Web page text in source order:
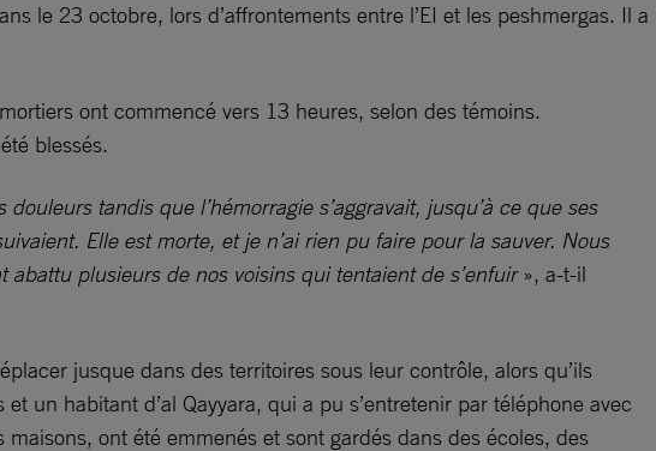
le 23 octobre, lors d’affrontements entre l’EI et les peshmergas. Il a
ont commencé vers 13 heures, selon des témoins.
blessés.
tandis que l’hémorragie s’aggravait, jusqu’à ce que ses
Elle est morte, et je n’ai rien pu faire pour la sauver. Nous
plusieurs de nos voisins qui tentaient de s’enfuir», a-t-il
jusque dans des territoires sous leur contrôle, alors qu’ils
un habitant d’al Qayyara, qui a pu s’entretenir par téléphone avec
ont été emmenés et sont gardés dans des écoles, des